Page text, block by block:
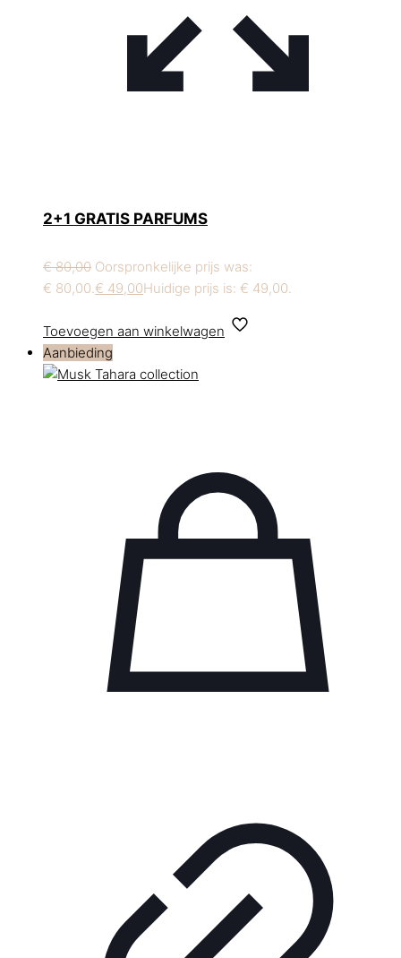
2+1 GRATIS PARFUMS
€80,00 Oorspronkelijke prijs was:
€ 80,00.€ 49,00Huidige prijs is: € 49,00.
Toevoegen aan winkelwagen
Aanbieding